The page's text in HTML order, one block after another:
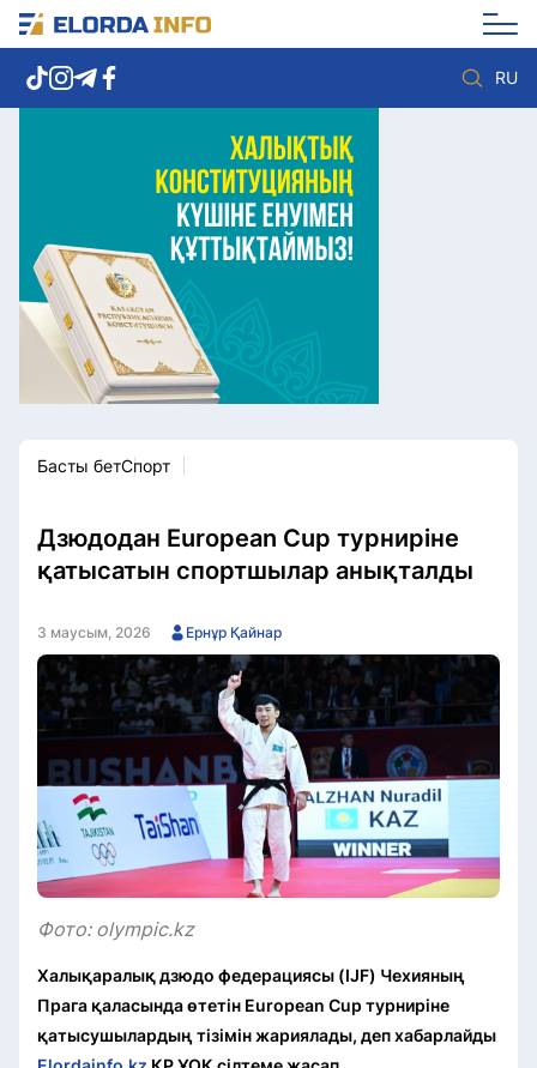
RU
Елорда жаңалықтары
Көзқарас
Саясат
Видео
Әлеумет
Экономика
Спорт
Мәдениет
Басты бетСпорт
Дзюдодан European Cup турниріне
қатысатын спортшылар анықталды
3 маусым, 2026 Ернұр Қайнар
Фото: olympic.kz
Халықаралық дзюдо федерациясы (IJF) Чехияның
Прага қаласында өтетін European Cup турниріне
қатысушылардың тізімін жариялады, деп хабарлайды